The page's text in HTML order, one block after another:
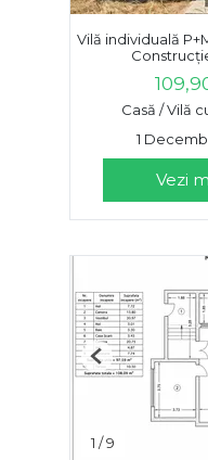
Vilă individuală
Casă / Vilă
1
Vezi
1 /9
Previous